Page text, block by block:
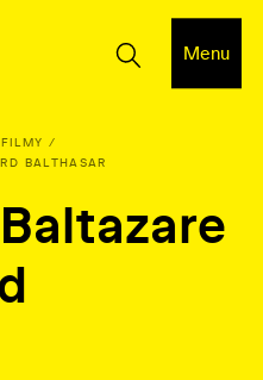
Menu
FILMY
BALTHASAR